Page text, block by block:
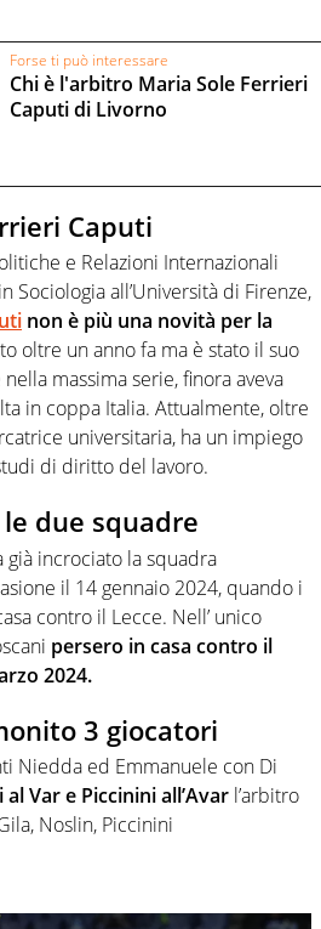
Forse ti può interessare
Chi è l'arbitro Maria Sole Ferrieri
Caputi di Livorno
Caputi
e Relazioni Internazionali
Sociologia all’Università di Firenze,
non è più una novità per la
oltre un anno fa ma è stato il suo
massima serie, finora aveva
in coppa Italia. Attualmente, oltre
universitaria, ha un impiego
di diritto del lavoro.
due squadre
già incrociato la squadra
il 14 gennaio 2024, quando i
contro il Lecce. Nell’ unico
persero in casa contro il
2024.
3 giocatori
Niedda ed Emmanuele con Di
al Var e Piccinini all’Avar l’arbitro
Noslin, Piccinini